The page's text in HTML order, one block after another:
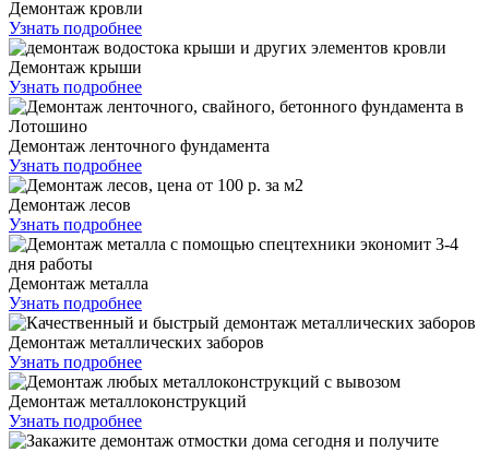
Демонтаж кровли
Узнать подробнее
Демонтаж крыши
Узнать подробнее
Демонтаж ленточного фундамента
Узнать подробнее
Демонтаж лесов
Узнать подробнее
Демонтаж металла
Узнать подробнее
Демонтаж металлических заборов
Узнать подробнее
Демонтаж металлоконструкций
Узнать подробнее